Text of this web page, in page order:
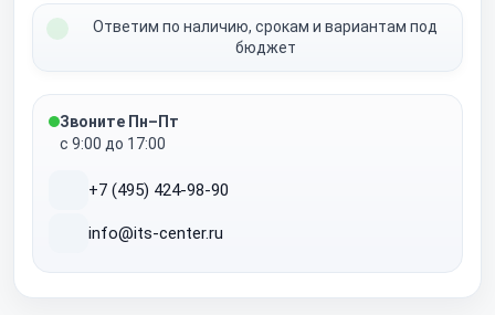
Ответим по наличию, срокам и вариантам под
бюджет
Звоните Пн–Пт
с 9:00 до 17:00
+7 (495) 424-98-90
info@its-center.ru